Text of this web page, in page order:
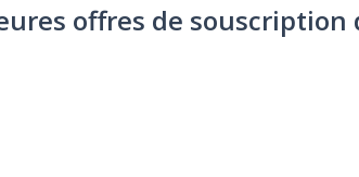
offres de